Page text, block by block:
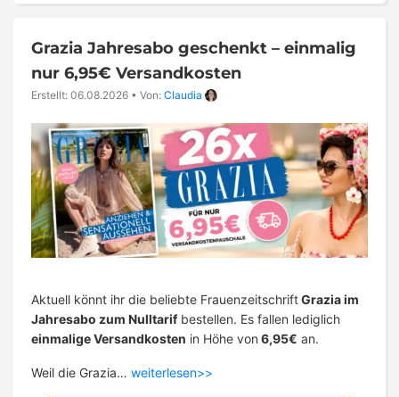
Grazia Jahresabo geschenkt – einmalig
nur 6,95€ Versandkosten
Erstellt: 06.08.2026 • Von: Claudia
Aktuell könnt ihr die beliebte FrauenzeitschriftGrazia im
Jahresabo zum Nulltarifbestellen. Es fallen lediglich
einmalige Versandkosten in Höhe von 6,95€ an.
Weil die Grazia… weiterlesen>>